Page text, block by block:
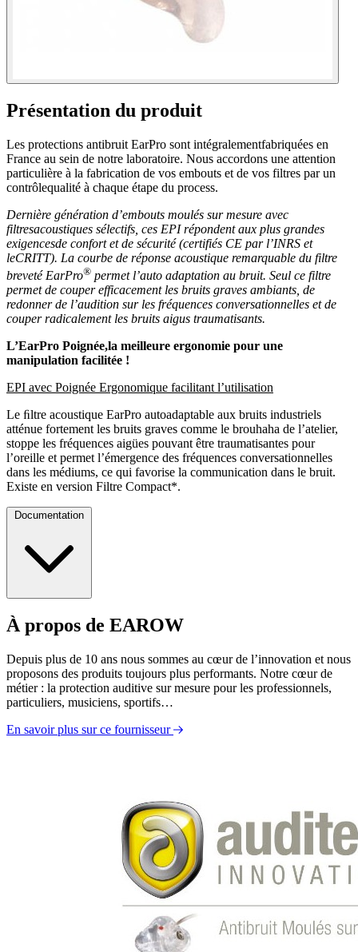
Présentation du produit
Les protections antibruit EarPro sont intégralementfabriquées en
France au sein de notre laboratoire. Nous accordons une attention
particulière à la fabrication de vos embouts et de vos filtres par un
contrôlequalité à chaque étape du process.
Dernière génération d’embouts moulés sur mesure avec
filtresacoustiques sélectifs, ces EPI répondent aux plus grandes
exigencesde confort et de sécurité (certifiés CE par l’INRS et
leCRITT). La courbe de réponse acoustique remarquable du filtre
breveté EarPro® permet l’auto adaptation au bruit. Seul ce filtre
permet de couper efficacement les bruits graves ambiants, de
redonner de l’audition sur les fréquences conversationnelles et de
couper radicalement les bruits aigus traumatisants.
L’EarPro Poignée,la meilleure ergonomie pour une
manipulation facilitée !
EPI avec Poignée Ergonomique facilitant l’utilisation
Le ﬁltre acoustique EarPro autoadaptable aux bruits industriels
atténue fortement les bruits graves comme le brouhaha de l’atelier,
stoppe les fréquences aigües pouvant être traumatisantes pour
l’oreille et permet l’émergence des fréquences conversationnelles
dans les médiums, ce qui favorise la communication dans le bruit.
Existe en version Filtre Compact*.
Documentation
Fiche Technique EarPro Poignée 10
À propos de EAROW
Depuis plus de 10 ans nous sommes au cœur de l’innovation et nous
proposons des produits toujours plus performants. Notre cœur de
métier : la protection auditive sur mesure pour les professionnels,
particuliers, musiciens, sportifs…
En savoir plus sur ce fournisseur